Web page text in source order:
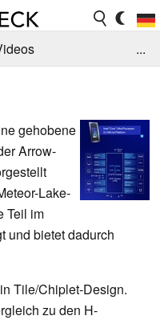
...
gehobene
Arrow-
Lake-
Teil im
und bietet dadurch
Tile/Chiplet-Design.
zu den H-